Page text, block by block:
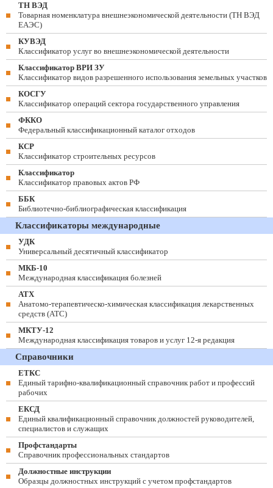
ТН ВЭД
Товарная номенклатура внешнеэкономической деятельности (ТН ВЭД
ЕАЭС)
КУВЭД
Классификатор услуг во внешнеэкономической деятельности
Классификатор ВРИ ЗУ
Классификатор видов разрешенного использования земельных участков
КОСГУ
Классификатор операций сектора государственного управления
ФККО
Федеральный классификационный каталог отходов
КСР
Классификатор строительных ресурсов
Классификатор
Классификатор правовых актов РФ
ББК
Библиотечно-библиографическая классификация
Классификаторы международные
УДК
Универсальный десятичный классификатор
МКБ-10
Международная классификация болезней
АТХ
Анатомо-терапевтическо-химическая классификация лекарственных
средств (ATC)
МКТУ-12
Международная классификация товаров и услуг 12-я редакция
Справочники
ЕТКС
Единый тарифно-квалификационный справочник работ и профессий
рабочих
ЕКСД
Единый квалификационный справочник должностей руководителей,
специалистов и служащих
Профстандарты
Справочник профессиональных стандартов
Должностные инструкции
Образцы должностных инструкций с учетом профстандартов